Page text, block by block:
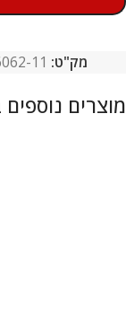
מק"ט: 11